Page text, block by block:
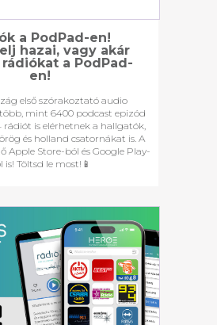
a PodPad-en!
hazai, vagy akár
a PodPad-
en!
első szórakoztató audio
mint 6400 podcast epizód
is elérhetnek a hallgatók,
és holland csatornákat is. A
Apple Store-ból és Google Play-
is! Töltsd le most!📱